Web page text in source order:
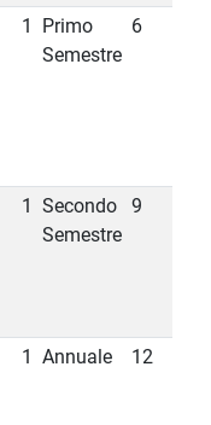
1
Primo
Semestre
6
1
Secondo
Semestre
9
1 Annuale 12